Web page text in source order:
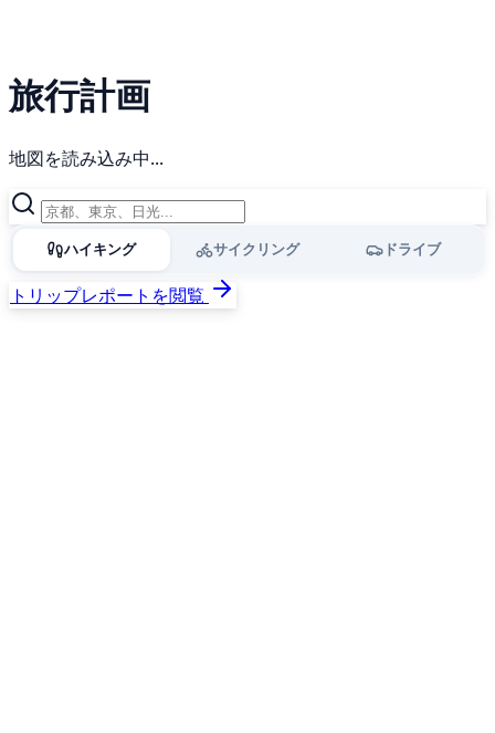
旅行計画
地図を読み込み中...
ハイキング サイクリング ドライブ
トリップレポートを閲覧